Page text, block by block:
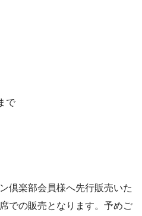
で
倶楽部会員様へ先行販売いた
での販売となります。予めご